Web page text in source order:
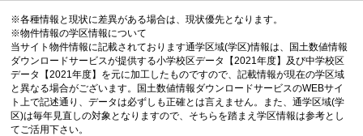
※各種情報と現状に差異がある場合は、現状優先となります。
※物件情報の学区情報について
当サイト物件情報に記載されております通学区域(学区)情報は、国土数値情報
ダウンロードサービスが提供する小学校区データ【2021年度】及び中学校区
データ【2021年度】を元に加工したものですので、記載情報が現在の学区域
と異なる場合がございます。国土数値情報ダウンロードサービスのWEBサイ
ト上で記述通り、データは必ずしも正確とは言えません。また、通学区域(学
区)は毎年見直しの対象となりますので、そちらを踏まえ学区情報は参考とし
てご活用下さい。